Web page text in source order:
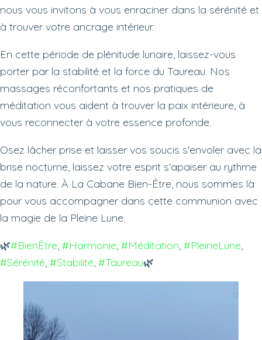
nous vous invitons à vous enraciner dans la sérénité et
à trouver votre ancrage intérieur.
En cette période de plénitude lunaire, laissez-vous
porter par la stabilité et la force du Taureau. Nos
massages réconfortants et nos pratiques de
méditation vous aident à trouver la paix intérieure, à
vous reconnecter à votre essence profonde.
Osez lâcher prise et laisser vos soucis s'envoler avec la
brise nocturne, laissez votre esprit s'apaiser au rythme
de la nature. À La Cabane Bien-Être, nous sommes là
pour vous accompagner dans cette communion avec
la magie de la Pleine Lune.
🌿#BienÊtre, #Harmonie, #Méditation, #PleineLune
#Sérénité, #Stabilité, #Taureau🌿